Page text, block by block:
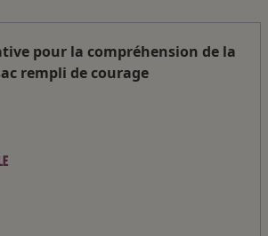
pour la compréhension de la
rempli de courage